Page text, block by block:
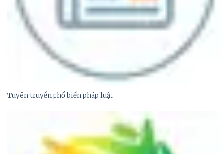
Tuyên truyền phổ biến pháp luật